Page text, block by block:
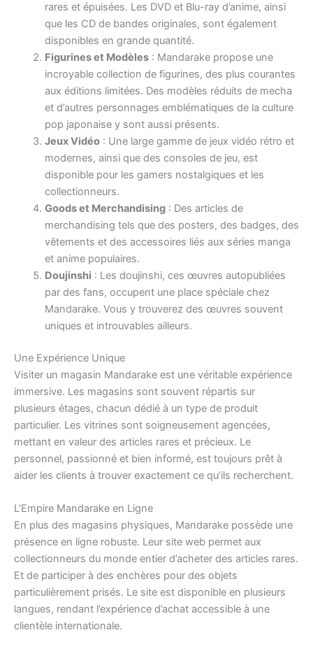
rares et épuisées. Les DVD et Blu-ray d’anime, ainsi
que les CD de bandes originales, sont également
disponibles en grande quantité.
Figurines et Modèles: Mandarake propose une
incroyable collection de figurines, des plus courantes
aux éditions limitées. Des modèles réduits de mecha
et d’autres personnages emblématiques de la culture
pop japonaise y sont aussi présents.
Jeux Vidéo: Une large gamme de jeux vidéo rétro et
modernes, ainsi que des consoles de jeu, est
disponible pour les gamers nostalgiques et les
collectionneurs.
Goods et Merchandising: Des articles de
merchandising tels que des posters, des badges, des
vêtements et des accessoires liés aux séries manga
et anime populaires.
Doujinshi : Les doujinshi, ces œuvres autopubliées
par des fans, occupent une place spéciale chez
Mandarake. Vous y trouverez des œuvres souvent
uniques et introuvables ailleurs.
Une Expérience Unique
Visiter un magasin Mandarake est une véritable expérience
immersive. Les magasins sont souvent répartis sur
plusieurs étages, chacun dédié à un type de produit
particulier. Les vitrines sont soigneusement agencées,
mettant en valeur des articles rares et précieux. Le
personnel, passionné et bien informé, est toujours prêt à
aider les clients à trouver exactement ce qu’ils recherchent.
L’Empire Mandarake en Ligne
En plus des magasins physiques, Mandarake possède une
présence en ligne robuste. Leur site web permet aux
collectionneurs du monde entier d’acheter des articles rares.
Et de participer à des enchères pour des objets
particulièrement prisés. Le site est disponible en plusieurs
langues, rendant l’expérience d’achat accessible à une
clientèle internationale.